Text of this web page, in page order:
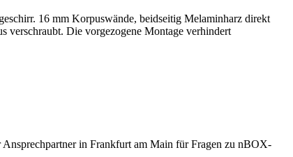
16 mm Korpuswände, beidseitig Melaminharz direkt
verschraubt. Die vorgezogene Montage verhindert
in Frankfurt am Main für Fragen zu nBOX-